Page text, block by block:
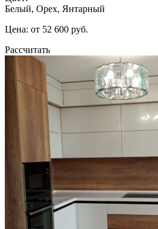
Белый, Орех, Янтарный
Цена: от 52 600 руб.
Рассчитать